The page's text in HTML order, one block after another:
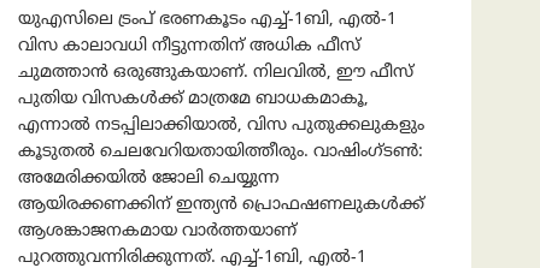
യുഎസിലെ ട്രംപ് ഭരണകൂടം എച്ച്-1ബി, എൽ-1
വിസ കാലാവധി നീട്ടുന്നതിന് അധിക ഫീസ്
ചുമത്താൻ ഒരുങ്ങുകയാണ്. നിലവിൽ, ഈ ഫീസ്
പുതിയ വിസകൾക്ക് മാത്രമേ ബാധകമാകൂ,
എന്നാൽ നടപ്പിലാക്കിയാൽ, വിസ പുതുക്കലുകളും
കൂടുതൽ ചെലവേറിയതായിത്തീരും. വാഷിംഗ്ടണ്‍:
അമേരിക്കയില്‍ ജോലി ചെയ്യുന്ന
ആയിരക്കണക്കിന് ഇന്ത്യൻ പ്രൊഫഷണലുകൾക്ക്
ആശങ്കാജനകമായ വാർത്തയാണ്
പുറത്തുവന്നിരിക്കുന്നത്. എച്ച്-1ബി, എൽ-1